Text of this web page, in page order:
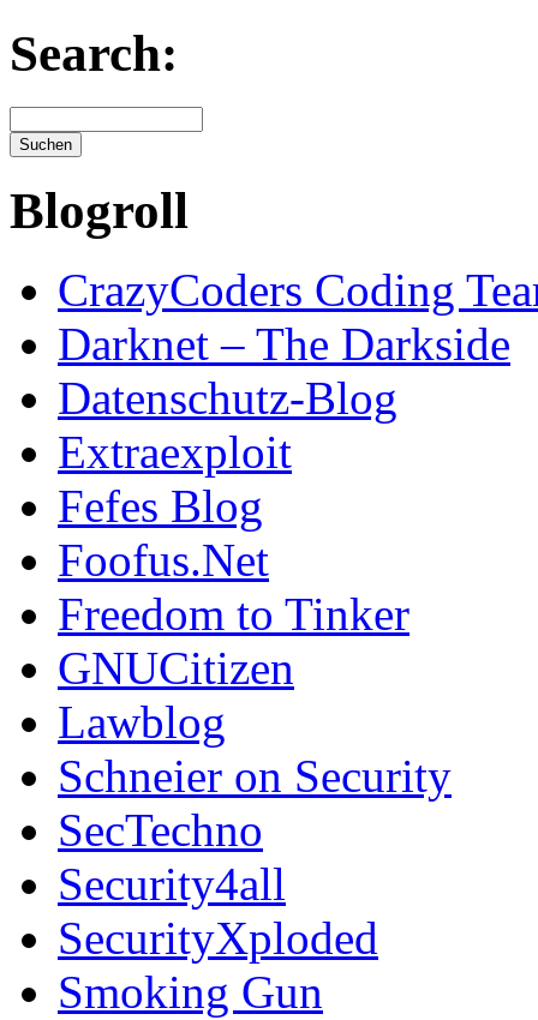
Search:
Blogroll
CrazyCoders Coding
Darknet – The Darkside
Datenschutz-Blog
Extraexploit
Fefes Blog
Foofus.Net
Freedom to Tinker
GNUCitizen
Lawblog
Schneier on Security
SecTechno
Security4all
SecurityXploded
Smoking Gun